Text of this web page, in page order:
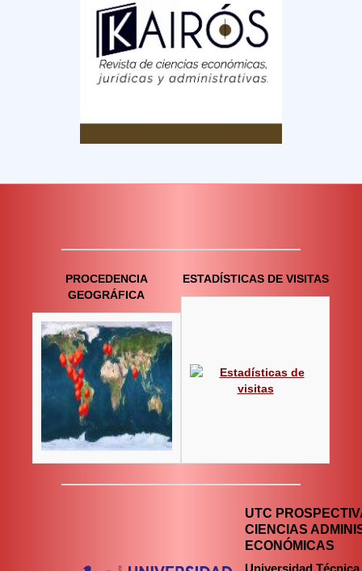
PROCEDENCIA
GEOGRÁFICA
ESTADÍSTICAS DE VISITAS
UTC
CIENCIAS
ECONÓMICAS
Universidad